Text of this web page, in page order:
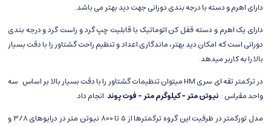
دارای اهرم و دسته با درجه بندی دورانی جهت دید بهتر می باشد.
دارای یک اهرم و دسته قفل کن اتوماتیک با قابلیت چپ گرد و راست گرد و درجه بندی
دورانی است که امکان دید بهتر، ماندگاری اعداد و تنظیم راحت گشتاور را با دقت بسیار
بالا را به کاربر میدهد.
در ترکمتر تقه ای سری HM میتوان تنظیمات گشتاور را با دقت بسیار بالا بر اساس سه
واحد مقیاس : نیوتن متر – کیلوگرم متر – فوت پوند انجام داد.
مدل تورکمتر در ظرفیت این گروه ترکمترها از 5 تا 800 نیوتن متر در درایوهای 3/8 و